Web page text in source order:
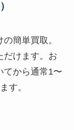
簡単買取。
だけます。お
てから通常1〜
す。